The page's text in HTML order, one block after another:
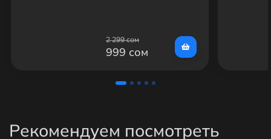
2 299 сом
999 сом
Рекомендуем посмотреть